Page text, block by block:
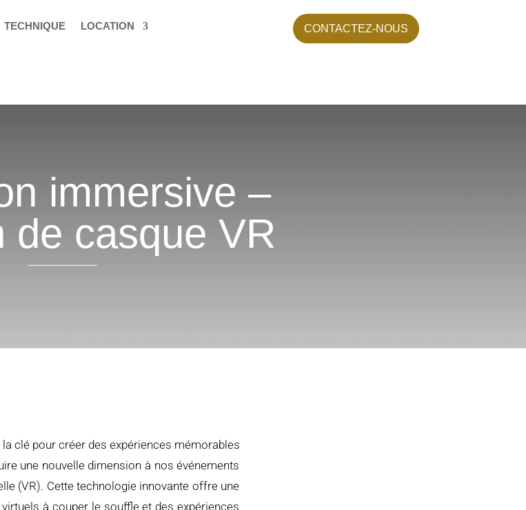
TECHNIQUE LOCATION CONTACTEZ-NOUS
immersive –
de casque VR
la clé pour créer des expériences mémorables
une nouvelle dimension à nos événements
(VR). Cettetechnologie innovante offre une
virtuels à couper le souffleet desexpériences